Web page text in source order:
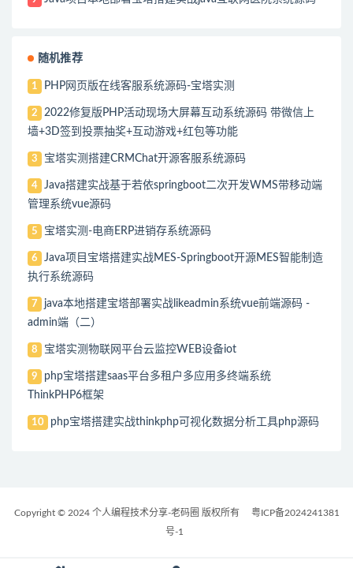
随机推荐
1 PHP网页版在线客服系统源码-宝塔实测
2
2022修复版PHP活动现场大屏幕互动系统源码 带微信上
墙+3D签到投票抽奖+互动游戏+红包等功能
3 宝塔实测搭建CRMChat开源客服系统源码
4
Java搭建实战基于若依springboot二次开发WMS带移动端
管理系统vue源码
5 宝塔实测-电商ERP进销存系统源码
6
Java项目宝塔搭建实战MES-Springboot开源MES智能制造
执行系统源码
7
java本地搭建宝塔部署实战likeadmin系统vue前端源码 -
admin端（二）
8 宝塔实测物联网平台云监控WEB设备iot
9
php宝塔搭建saas平台多租户多应用多终端系统
ThinkPHP6框架
10 php宝塔搭建实战thinkphp可视化数据分析工具php源码
Copyright © 2024 个人编程技术分享-老码圈 版权所有
粤ICP备2024241381
号-1